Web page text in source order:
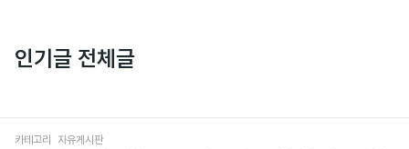
인기글 전체글
카테고리 자유게시판